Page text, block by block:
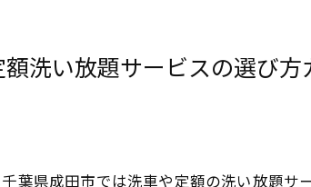
洗い放題サービスの選び方
葉県成田市では洗車や定額の洗い放題